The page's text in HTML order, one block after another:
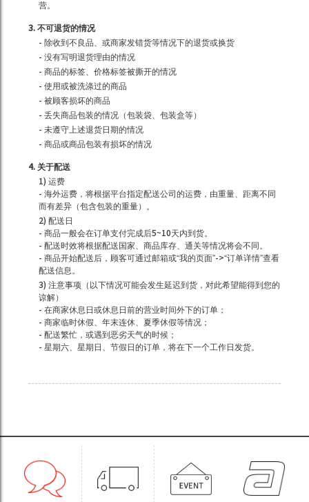
营。
3. 不可退货的情况
- 除收到不良品、或商家发错货等情况下的退货或换货
- 没有写明退货理由的情况
- 商品的标签、价格标签被撕开的情况
- 使用或被洗涤过的商品
- 被顾客损坏的商品
- 丢失商品包装的情况（包装袋、包装盒等）
- 未遵守上述退货日期的情况
- 商品或商品包装有损坏的情况
4. 关于配送
1) 运费
- 海外运费，将根据平台指定配送公司的运费，由重量、距离不同
而有差异（包含包装的重量）。
2) 配送日
- 商品一般会在订单支付完成后5~10天内到货。
- 配送时效将根据配送国家、商品库存、通关等情况将会不同。
- 商品开始配送后，顾客可通过邮箱或“我的页面”->“订单详情”查看
配送信息。
3) 注意事项（以下情况可能会发生延迟到货，对此希望能得到您的
谅解）
- 在商家休息日或休息日前的营业时间外下的订单；
- 商家临时休假、年末连休、夏季休假等情况；
- 配送繁忙，或遇到恶劣天气的时候；
- 星期六、星期日、节假日的订单，将在下一个工作日发货。